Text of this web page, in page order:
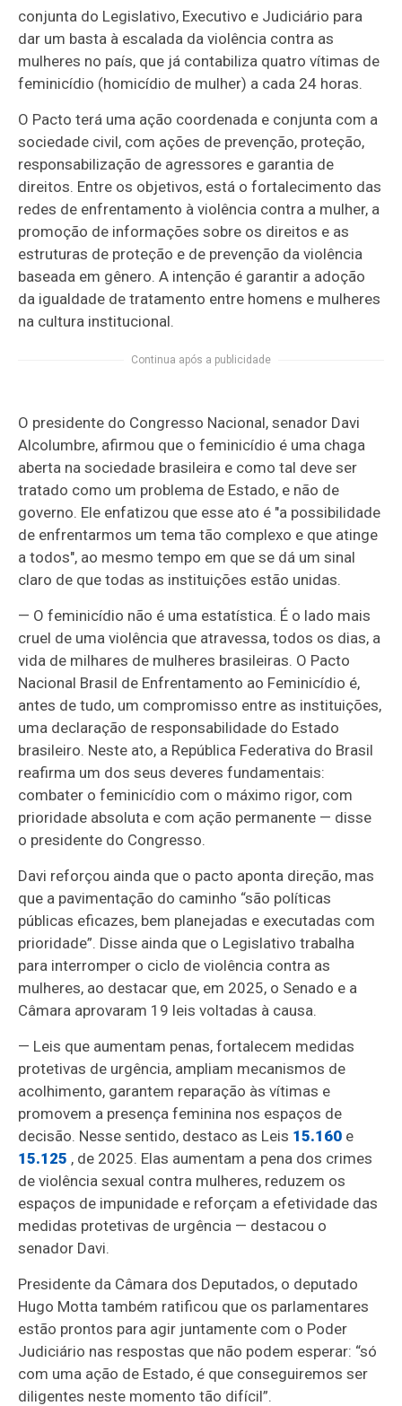
conjunta do Legislativo, Executivo e Judiciário para
dar um basta à escalada da violência contra as
mulheres no país, que já contabiliza quatro vítimas de
feminicídio (homicídio de mulher) a cada 24 horas.
O Pacto terá uma ação coordenada e conjunta com a
sociedade civil, com ações de prevenção, proteção,
responsabilização de agressores e garantia de
direitos. Entre os objetivos, está o fortalecimento das
redes de enfrentamento à violência contra a mulher, a
promoção de informações sobre os direitos e as
estruturas de proteção e de prevenção da violência
baseada em gênero. A intenção é garantir a adoção
da igualdade de tratamento entre homens e mulheres
na cultura institucional.
Continua após a publicidade
O presidente do Congresso Nacional, senador Davi
Alcolumbre, afirmou que o feminicídio é uma chaga
aberta na sociedade brasileira e como tal deve ser
tratado como um problema de Estado, e não de
governo. Ele enfatizou que esse ato é "a possibilidade
de enfrentarmos um tema tão complexo e que atinge
a todos", ao mesmo tempo em que se dá um sinal
claro de que todas as instituições estão unidas.
— O feminicídio não é uma estatística. É o lado mais
cruel de uma violência que atravessa, todos os dias, a
vida de milhares de mulheres brasileiras. O Pacto
Nacional Brasil de Enfrentamento ao Feminicídio é,
antes de tudo, um compromisso entre as instituições,
uma declaração de responsabilidade do Estado
brasileiro. Neste ato, a República Federativa do Brasil
reafirma um dos seus deveres fundamentais:
combater o feminicídio com o máximo rigor, com
prioridade absoluta e com ação permanente — disse
o presidente do Congresso.
Davi reforçou ainda que o pacto aponta direção, mas
que a pavimentação do caminho “são políticas
públicas eficazes, bem planejadas e executadas com
prioridade”. Disse ainda que o Legislativo trabalha
para interromper o ciclo de violência contra as
mulheres, ao destacar que, em 2025, o Senado e a
Câmara aprovaram 19 leis voltadas à causa.
— Leis que aumentam penas, fortalecem medidas
protetivas de urgência, ampliam mecanismos de
acolhimento, garantem reparação às vítimas e
promovem a presença feminina nos espaços de
decisão. Nesse sentido, destaco as Leis 15.160 e
15.125 , de 2025. Elas aumentam a pena dos crimes
de violência sexual contra mulheres, reduzem os
espaços de impunidade e reforçam a efetividade das
medidas protetivas de urgência — destacou o
senador Davi.
Presidente da Câmara dos Deputados, o deputado
Hugo Motta também ratificou que os parlamentares
estão prontos para agir juntamente com o Poder
Judiciário nas respostas que não podem esperar: “só
com uma ação de Estado, é que conseguiremos ser
diligentes neste momento tão difícil”.